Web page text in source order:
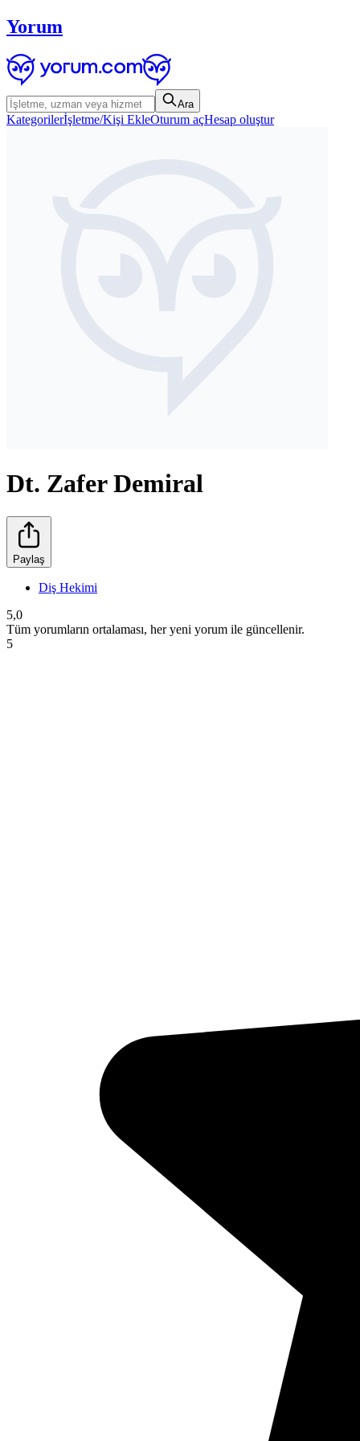
Yorum
Ara
Kategorilerİşletme/Kişi EkleOturum açHesap oluştur
Dt. Zafer Demiral
Paylaş
Diş Hekimi
5,0
Tüm yorumların ortalaması, her yeni yorum ile güncellenir.
5